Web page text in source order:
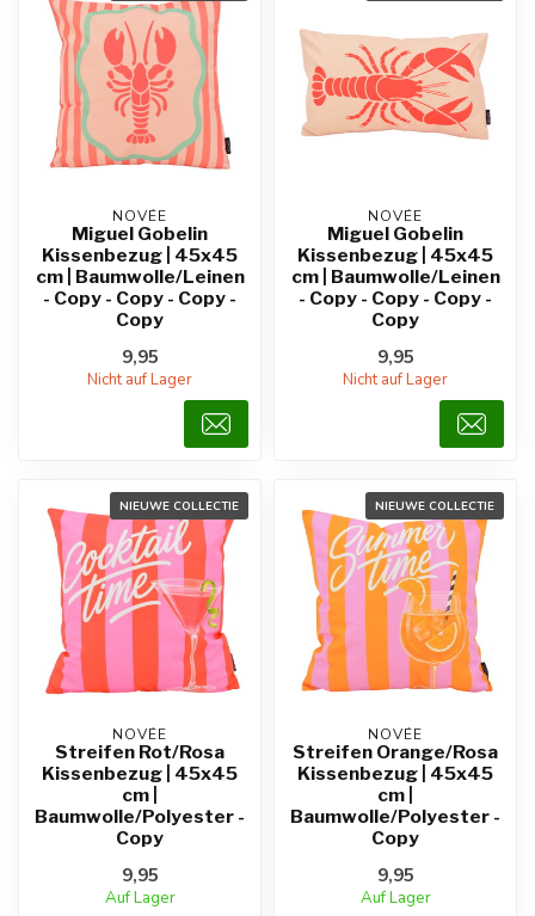
NOVÉE
Miguel Gobelin
Kissenbezug | 45x45
cm | Baumwolle/Leinen
- Copy - Copy - Copy -
Copy
9,95
Nicht auf Lager
NOVÉE
Miguel Gobelin
Kissenbezug | 45x45
cm | Baumwolle/Leinen
- Copy - Copy - Copy -
Copy
9,95
Nicht auf Lager
NIEUWE COLLECTIE
NOVÉE
Streifen Rot/Rosa
Kissenbezug | 45x45
cm |
Baumwolle/Polyester -
Copy
9,95
Auf Lager
NIEUWE COLLECTIE
NOVÉE
Streifen Orange/Rosa
Kissenbezug | 45x45
cm |
Baumwolle/Polyester -
Copy
9,95
Auf Lager